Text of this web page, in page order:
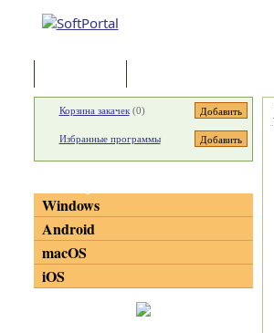
Корзина закачек(0)
Избранные программы
Windows
Android
macOS
iOS